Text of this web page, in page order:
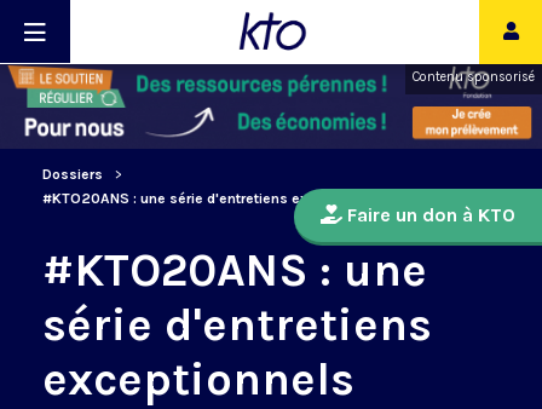
Contenu sponsorisé
Dossiers
#KTO20ANS : une série d'entretiens exceptionnels
Faire un don à KTO
#KTO20ANS : une
série d'entretiens
exceptionnels